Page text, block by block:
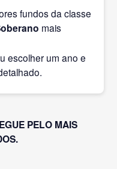
fundos da classe
mais
escolher um ano e
PELO MAIS